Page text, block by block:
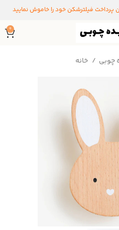
پرداخت فیلترشکن خود را خاموش نمایید
0
خانه